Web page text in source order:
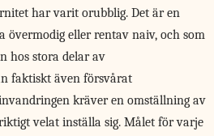
har varit orubblig. Det är en
övermodig eller rentav naiv, och som
hos stora delar av
faktiskt även försvårat
kräver en omställning av
velat inställa sig. Målet för varje